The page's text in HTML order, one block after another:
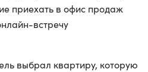
приехать в офис продаж
встречу
выбрал квартиру, которую